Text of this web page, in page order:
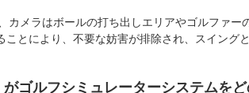
カメラはボールの打ち出しエリアやゴルファー
ことにより、不要な妨害が排除され、スイング
ゴルフシミュレーターシステムを